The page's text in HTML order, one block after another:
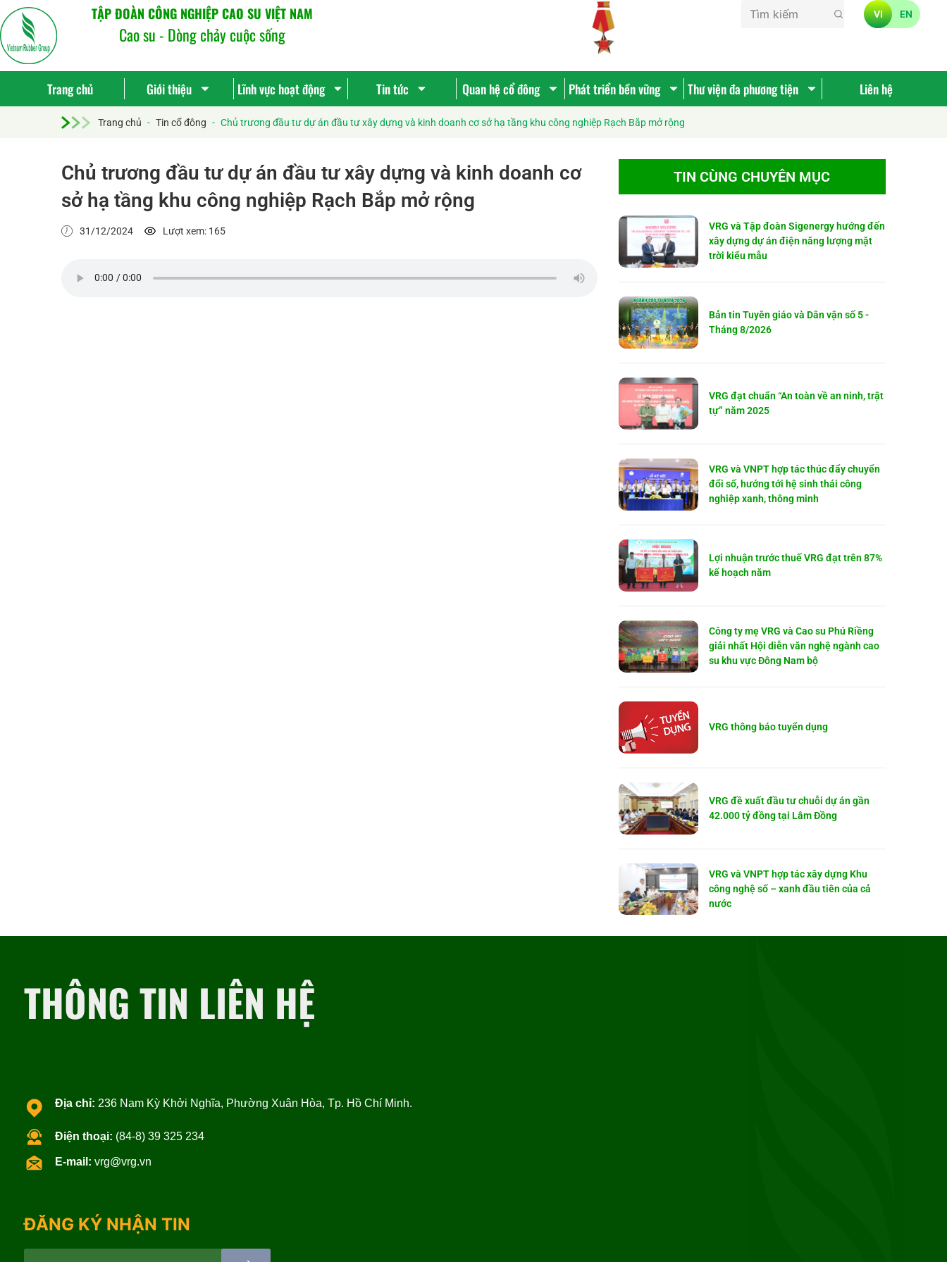
TẬP ĐOÀN CÔNG NGHIỆP CAO SU VIỆT NAM
Cao su - Dòng chảy cuộc sống
VI EN
Trang chủ Giới thiệu Lĩnh vực hoạt động Tin tức Quan hệ cổ đông Phát triển bền vững Thư viện đa phương tiện Liên hệ
Trang chủ - Tin cổ đông - Chủ trương đầu tư dự án đầu tư xây dựng và kinh doanh cơ sở hạ tầng khu công nghiệp Rạch Bắp mở rộng
Chủ trương đầu tư dự án đầu tư xây dựng và kinh doanh cơ
sở hạ tầng khu công nghiệp Rạch Bắp mở rộng
31/12/2024 Lượt xem: 165
TIN CÙNG CHUYÊN MỤC
VRG và Tập đoàn Sigenergy hướng đến
xây dựng dự án điện năng lượng mặt
trời kiểu mẫu
Bản tin Tuyên giáo và Dân vận số 5 -
Tháng 8/2026
VRG đạt chuẩn “An toàn về an ninh, trật
tự” năm 2025
VRG và VNPT hợp tác thúc đẩy chuyển
đổi số, hướng tới hệ sinh thái công
nghiệp xanh, thông minh
Lợi nhuận trước thuế VRG đạt trên 87%
kế hoạch năm
Công ty mẹ VRG và Cao su Phú Riềng
giải nhất Hội diễn văn nghệ ngành cao
su khu vực Đông Nam bộ
VRG thông báo tuyển dụng
VRG đề xuất đầu tư chuỗi dự án gần
42.000 tỷ đồng tại Lâm Đồng
VRG và VNPT hợp tác xây dựng Khu
công nghệ số – xanh đầu tiên của cả
nước
THÔNG TIN LIÊN HỆ
Địa chỉ: 236 Nam Kỳ Khởi Nghĩa, Phường Xuân Hòa, Tp. Hồ Chí Minh.
Điện thoại: (84-8) 39 325 234
E-mail: vrg@vrg.vn
ĐĂNG KÝ NHẬN TIN